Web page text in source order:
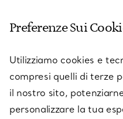
SU TIFFANY & CO.
Preferenze Sui
Utilizziamo cookies e
compresi quelli di terze
il nostro sito,
personalizzare la tua